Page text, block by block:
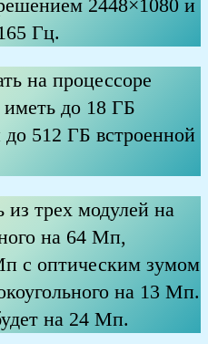
2448×1080 и
Гц.
на процессоре
до 18 ГБ
512 ГБ встроенной
из трех модулей на
на 64 Мп,
с оптическим зумом
на 13 Мп.
на 24 Мп.